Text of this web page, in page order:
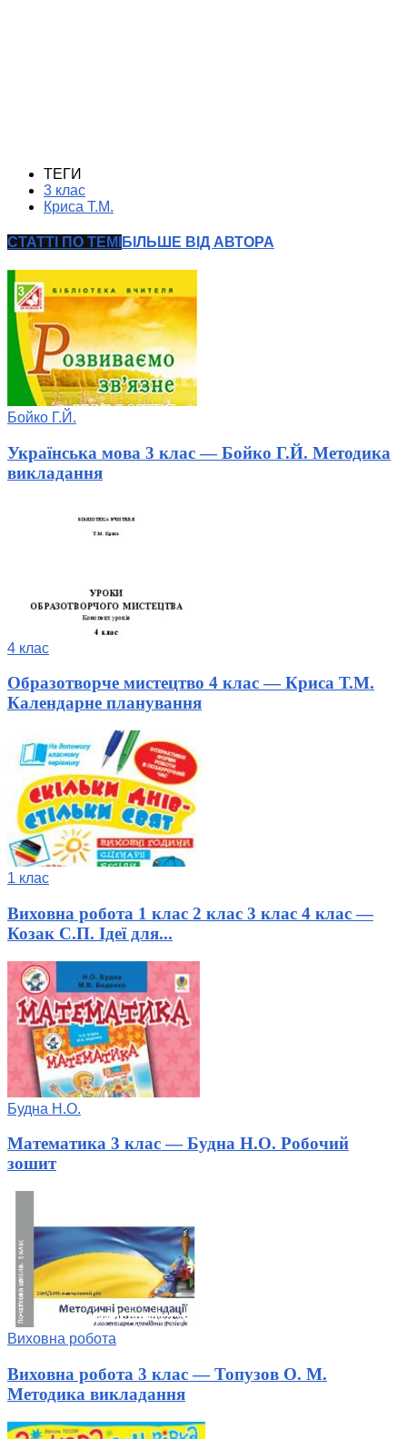
ТЕГИ
3 клас
Криса Т.М.
СТАТТІ ПО ТЕМІ БІЛЬШЕ ВІД АВТОРА
Бойко Г.Й.
Українська мова 3 клас — Бойко Г.Й. Методика
викладання
4 клас
Образотворче мистецтво 4 клас — Криса Т.М.
Календарне планування
1 клас
Виховна робота 1 клас 2 клас 3 клас 4 клас —
Козак С.П. Ідеї для...
Будна Н.О.
Математика 3 клас — Будна Н.О. Робочий
зошит
Виховна робота
Виховна робота 3 клас — Топузов О. М.
Методика викладання